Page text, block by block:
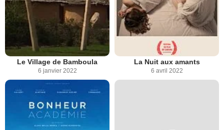
Le Village de Bamboula
6 janvier 2022
La Nuit aux amants
6 avril 2022